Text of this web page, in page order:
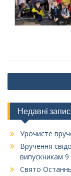
Навігація
записів
Недавні
Урочисте
Вручення
випускникам 9
Свято